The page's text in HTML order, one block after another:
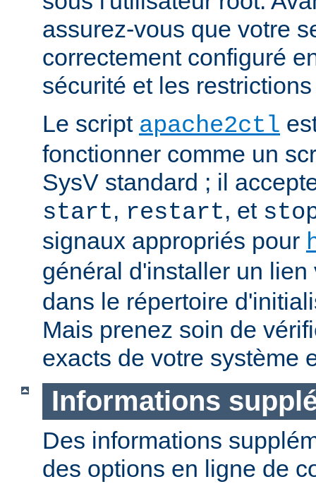
assurez-vous que votre
correctement configuré
sécurité et les
Le script apache2ctl
fonctionner comme un
SysV standard ; il
start, restart, et
signaux appropriés pour
général d'installer un
dans le répertoire
Mais prenez soin de
exacts de votre système
Informations
Des informations
des options en ligne de